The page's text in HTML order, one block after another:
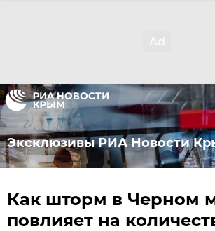
Эксклюзивы РИА Новости
Как шторм в Черном
повлияет на